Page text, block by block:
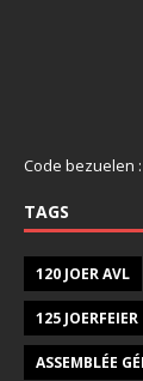
Code bezuelen :
TAGS
120 JOER AVL
125 JOERFEIER
ASSEMBLÉE